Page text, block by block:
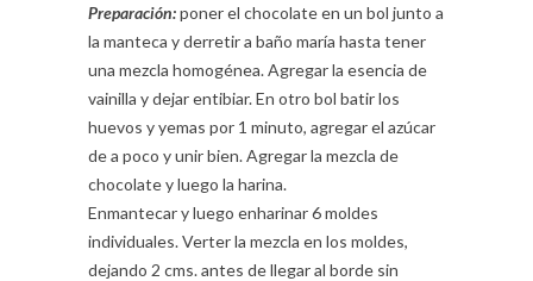
Preparación:poner el chocolate en un bol junto a
la manteca y derretir a baño maría hasta tener
una mezcla homogénea. Agregar la esencia de
vainilla y dejar entibiar. En otro bol batir los
huevos y yemas por 1 minuto, agregar el azúcar
de a poco y unir bien. Agregar la mezcla de
chocolate y luego la harina.
Enmantecar y luego enharinar 6 moldes
individuales. Verter la mezcla en los moldes,
dejando 2 cms. antes de llegar al borde sin